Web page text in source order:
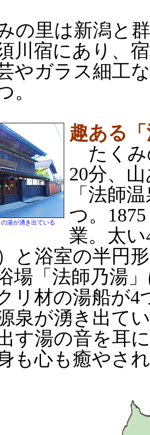
の里は新潟と
川宿にあり、
やガラス細工
。
湯が湧き出ている
趣ある
たくみ
20分、
「法師
つ。
業。太
と浴室の半円
場「法師乃湯
リ材の湯船が4
泉が湧き出て
す湯の音を耳
も心も癒やさ